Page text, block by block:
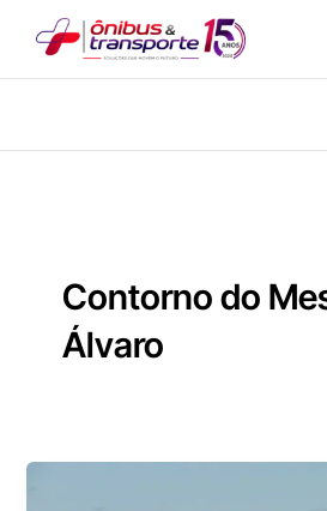
Contorno do
Álvaro